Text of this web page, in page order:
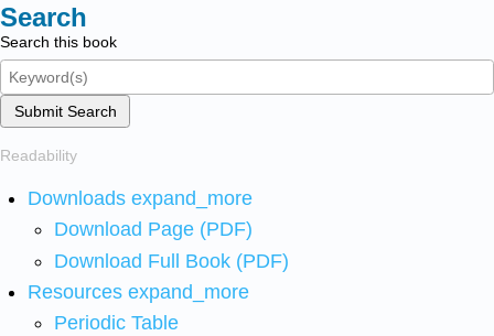
Search
Search this book
Submit Search
Readability
Downloads expand_more
Download Page (PDF)
Download Full Book (PDF)
Resources expand_more
Periodic Table